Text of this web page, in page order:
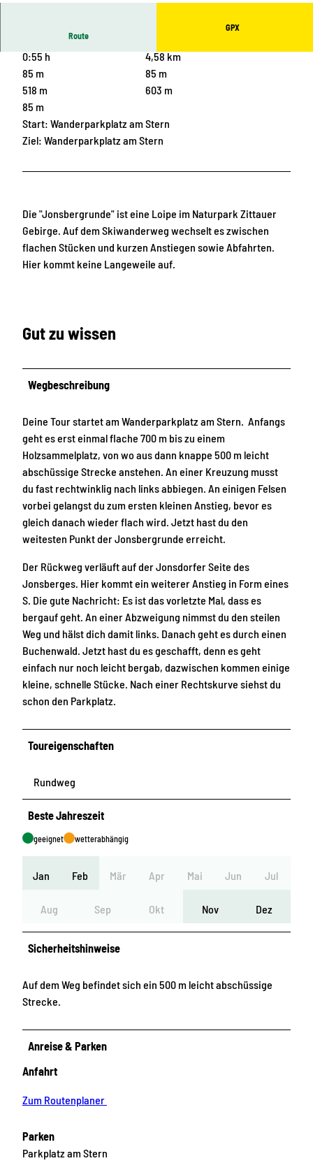
e, Das Landschaftswunderland Oberlausitz
Route
GPX
0:55 h
4,58 km
85 m
85 m
518 m
603 m
85 m
Start: Wanderparkplatz am Stern
Ziel: Wanderparkplatz am Stern
Die "Jonsbergrunde" ist eine Loipe im Naturpark Zittauer
Gebirge. Auf dem Skiwanderweg wechselt es zwischen
flachen Stücken und kurzen Anstiegen sowie Abfahrten.
Hier kommt keine Langeweile auf.
Gut zu wissen
Wegbeschreibung
Deine Tour startet am Wanderparkplatz am Stern. Anfangs
geht es erst einmal flache 700 m bis zu einem
Holzsammelplatz, von wo aus dann knappe 500 m leicht
abschüssige Strecke anstehen. An einer Kreuzung musst
du fast rechtwinklig nach links abbiegen. An einigen Felsen
vorbei gelangst du zum ersten kleinen Anstieg, bevor es
gleich danach wieder flach wird. Jetzt hast du den
weitesten Punkt der Jonsbergrunde erreicht.
Der Rückweg verläuft auf der Jonsdorfer Seite des
Jonsberges. Hier kommt ein weiterer Anstieg in Form eines
S. Die gute Nachricht: Es ist das vorletzte Mal, dass es
bergauf geht. An einer Abzweigung nimmst du den steilen
Weg und hälst dich damit links. Danach geht es durch einen
Buchenwald. Jetzt hast du es geschafft, denn es geht
einfach nur noch leicht bergab, dazwischen kommen einige
kleine, schnelle Stücke. Nach einer Rechtskurve siehst du
schon den Parkplatz.
Toureigenschaften
Rundweg
Beste Jahreszeit
geeignet wetterabhängig
Jan Feb Mär Apr Mai Jun Jul
Aug Sep Okt Nov Dez
Sicherheitshinweise
Auf dem Weg befindet sich ein 500 m leicht abschüssige
Strecke.
Anreise & Parken
Anfahrt
Zum Routenplaner
Parken
Parkplatz am Stern